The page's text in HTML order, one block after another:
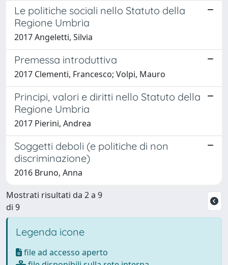
Le politiche sociali nello Statuto della
Regione Umbria
2017 Angeletti, Silvia
Premessa introduttiva
2017 Clementi, Francesco; Volpi, Mauro
Principi, valori e diritti nello Statuto della
Regione Umbria
2017 Pierini, Andrea
Soggetti deboli (e politiche di non
discriminazione)
2016 Bruno, Anna
Mostrati risultati da 2 a 9
di 9
Legenda icone
file ad accesso aperto